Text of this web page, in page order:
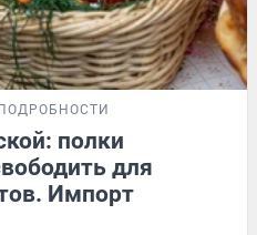
ПОДРОБНОСТИ
полки
для
Импорт